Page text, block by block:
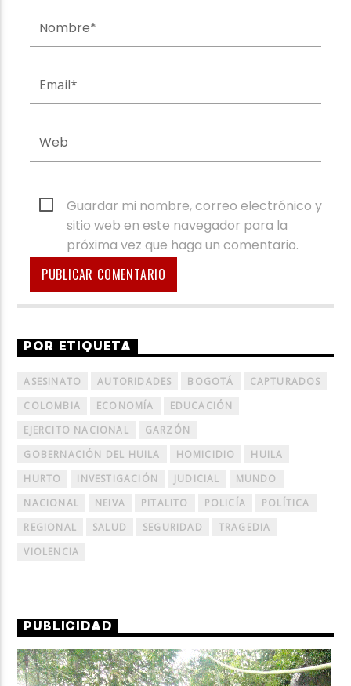
Guardar mi nombre, correo electrónico y
sitio web en este navegador para la
próxima vez que haga un comentario.
POR ETIQUETA
ASESINATO AUTORIDADES BOGOTÁ
CAPTURADOS
COLOMBIA
ECONOMÍA
EDUCACIÓN
EJERCITO NACIONAL
GARZÓN
GOBERNACIÓN DEL HUILA
HOMICIDIO
HUILA
HURTO
INVESTIGACIÓN JUDICIAL
MUNDO
NACIONAL
NEIVA PITALITO POLICÍA
POLÍTICA
REGIONAL
SALUD SEGURIDAD
TRAGEDIA
VIOLENCIA
PUBLICIDAD